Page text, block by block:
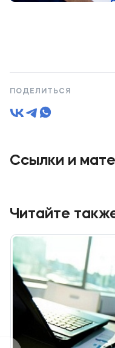
ПОДЕЛИТЬСЯ
Ссылки и
Читайте